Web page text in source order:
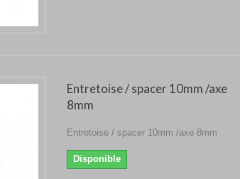
Entretoise / spacer 10mm /axe
8mm
Entretoise / spacer 10mm /axe 8mm
Disponible